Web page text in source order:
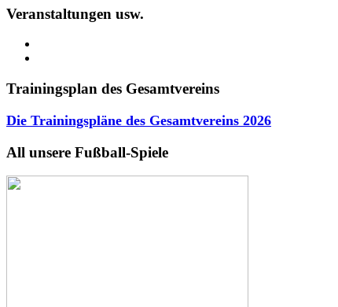
Veranstaltungen usw.
Trainingsplan des Gesamtvereins
Die Trainingspläne des Gesamtvereins 2026
All unsere Fußball-Spiele